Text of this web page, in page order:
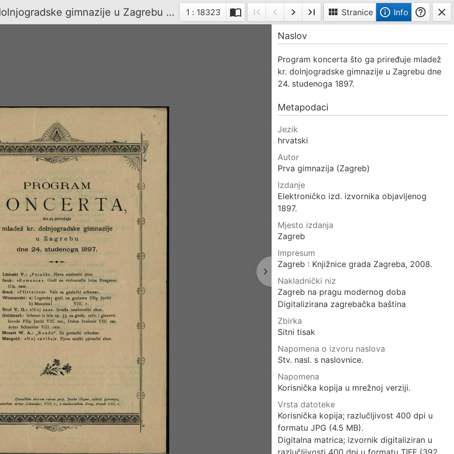
Program koncerta što ga priređuje mladež kr. dolnjogradske gimnazije u Zagrebu dne 24. studenoga 1897.
Trenutna
stranica
1 : 18323 import_contacts
Dvije
first_page
Prva
stranica
navigate_before
Prethodna
stranica
navigate_next
Sljedeća
stranica
last_page
Posljednja
view_module Stranice info_outline Info help_outline close
navigate_next
Sljedeća
stranica
Info
Naslov
Program koncerta što ga priređuje mladež
kr. dolnjogradske gimnazije u Zagrebu dne
24. studenoga 1897.
Metapodaci
Jezik
hrvatski
Autor
Prva gimnazija (Zagreb)
Izdanje
Elektroničko izd. izvornika objavljenog
1897.
Mjesto izdanja
Zagreb
Impresum
Zagreb : Knjižnice grada Zagreba, 2008.
Nakladnički niz
Zagreb na pragu modernog doba
Digitalizirana zagrebačka baština
Zbirka
Sitni tisak
Napomena o izvoru naslova
Stv. nasl. s naslovnice.
Napomena
Korisnička kopija u mrežnoj verziji.
Vrsta datoteke
Korisnička kopija; razlučljivost 400 dpi u
formatu JPG (4.5 MB).
Digitalna matrica; izvornik digitaliziran u
razlučljivosti 400 dpi u formatu TIFF (392